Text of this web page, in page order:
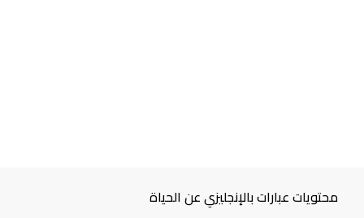
محتويات عبارات بالإنجليزي عن الحياة